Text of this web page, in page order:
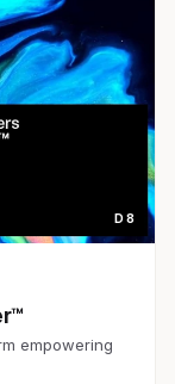
D 8
empowering